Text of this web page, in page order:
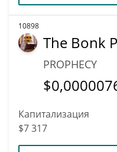
10898
The Bonk
PROPHECY
$
Капитализация
$7 317